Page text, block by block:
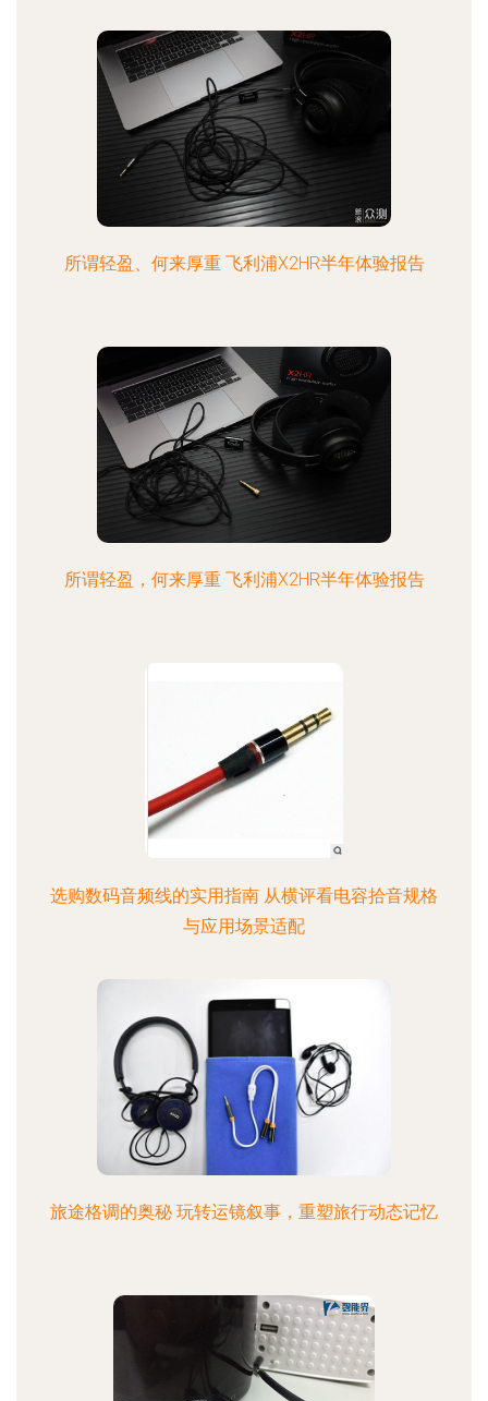
所谓轻盈、何来厚重 飞利浦X2HR半年体验报告
所谓轻盈，何来厚重 飞利浦X2HR半年体验报告
选购数码音频线的实用指南 从横评看电容拾音规格
与应用场景适配
旅途格调的奥秘 玩转运镜叙事，重塑旅行动态记忆